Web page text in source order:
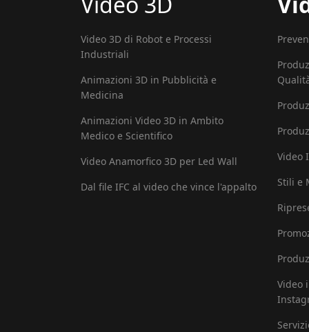
Video 3D di Robot e Processi
Industriali
Animazioni 3D in Pubblicità e
Medicina
Animazioni Video 3D in Ambito
Medico e Scientifico
Video Anamorfico 3D per Led Wall
Dal file IFC al video che vince l'appalto
Video
Stili e
Video